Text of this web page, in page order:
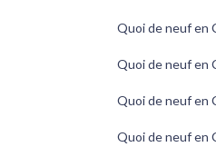
Quoi de neuf en
Quoi de neuf en
Quoi de neuf en
Quoi de neuf en